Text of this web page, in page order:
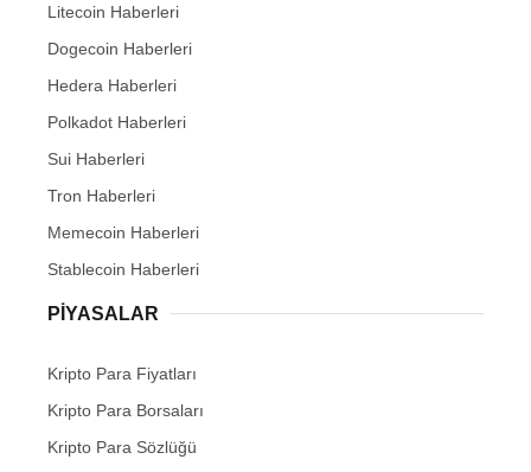
Litecoin Haberleri
Dogecoin Haberleri
Hedera Haberleri
Polkadot Haberleri
Sui Haberleri
Tron Haberleri
Memecoin Haberleri
Stablecoin Haberleri
PIYASALAR
Kripto Para Fiyatları
Kripto Para Borsaları
Kripto Para Sözlüğü